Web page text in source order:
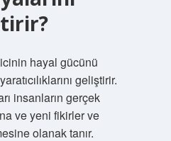
hayal gücünü
geliştirir.
insanların gerçek
ve yeni fikirler ve
olanak tanır.